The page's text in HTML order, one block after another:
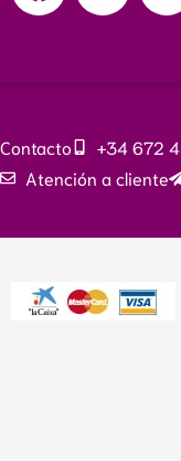
Contacto +34 672
Atención a cliente